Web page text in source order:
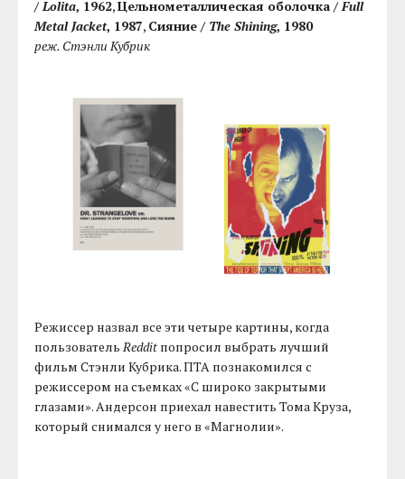
/Lolita, 1962,Цельнометаллическая оболочка /Full
Metal Jacket, 1987, Сияние / The Shining, 1980
реж. Стэнли Кубрик
Режиссер назвал все эти четыре картины, когда
пользовательReddit попросил выбрать лучший
фильм Стэнли Кубрика. ПТА познакомился с
режиссером на съемках «С широко закрытыми
глазами». Андерсон приехал навестить Тома Круза,
который снимался у него в «Магнолии».